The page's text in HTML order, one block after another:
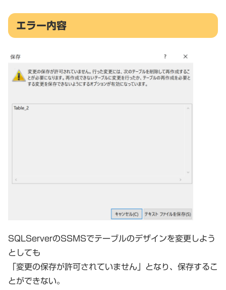
エラー内容
SQLServerのSSMSでテーブルのデザインを変更しよう
としても
「変更の保存が許可されていません」となり、保存するこ
とができない。